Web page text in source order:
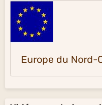
Europe du Nord-